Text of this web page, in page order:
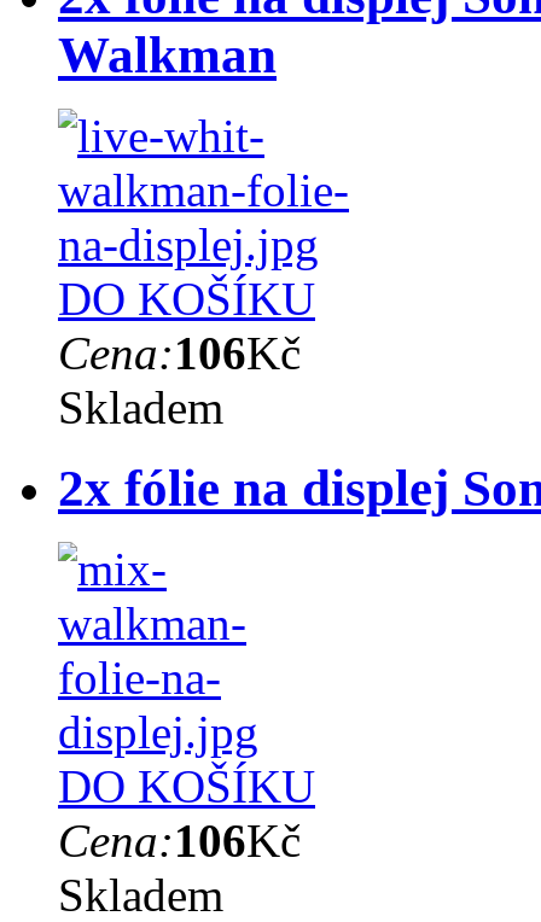
Walkman
DO KOŠÍKU
Cena:106Kč
Skladem
2x fólie na displej
DO KOŠÍKU
Cena:106Kč
Skladem